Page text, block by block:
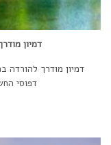
דמיון
דמיון מודרך להורדה
דפוסי